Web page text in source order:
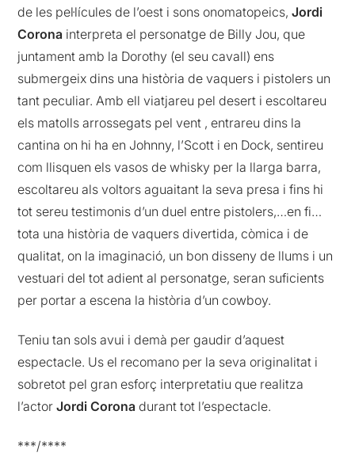
de les pel·lícules de l’oest i sons onomatopeics,Jordi
Corona interpreta el personatge de Billy Jou, que
juntament amb la Dorothy (el seu cavall) ens
submergeix dins una història de vaquers i pistolers un
tant peculiar. Amb ell viatjareu pel desert i escoltareu
els matolls arrossegats pel vent , entrareu dins la
cantina on hi ha en Johnny, l’Scott i en Dock, sentireu
com llisquen els vasos de whisky per la llarga barra,
escoltareu als voltors aguaitant la seva presa i fins hi
tot sereu testimonis d’un duel entre pistolers,…en fi…
tota una història de vaquers divertida, còmica i de
qualitat, on la imaginació, un bon disseny de llums i un
vestuari del tot adient al personatge, seran suficients
per portar a escena la història d’un cowboy.
Teniu tan sols avui i demà per gaudir d’aquest
espectacle. Us el recomano per la seva originalitat i
sobretot pel gran esforç interpretatiu que realitza
l’actorJordi Corona durant tot l’espectacle.
***/****